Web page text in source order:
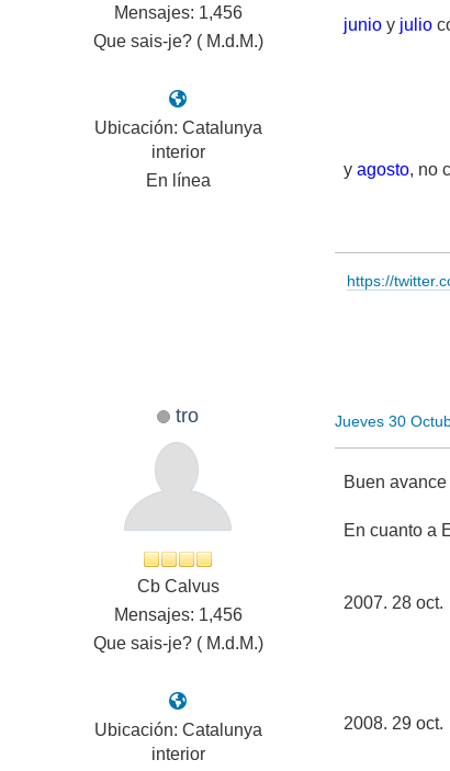
Mensajes: 1,456
Que sais-je? ( M.d.M.)
Ubicación: Catalunya
interior
En línea
junio y julio
yagosto, no
https://
tro
Cb Calvus
Mensajes: 1,456
Que sais-je? ( M.d.M.)
Ubicación: Catalunya
interior
Jueves 30
Buen
En cuanto a
2007. 28 oct.
2008. 29 oct.